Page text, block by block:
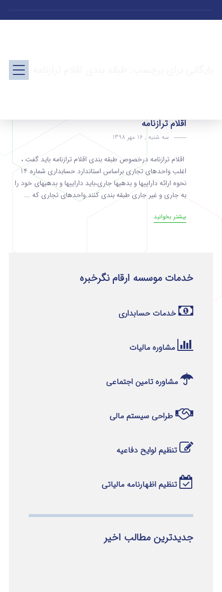
اقلام ترازنامه
سه شنبه , 16 مهر 1398
اقلام ترازنامه درخصوص طبقه بندی اقلام ترازنامه باید گفت ،
اغلب واحدهای تجاری براساس استاندارد حسابداری شماره 14
نحوه ارائه داراییها و بدهیها جاری،باید داراییها و بدهیهای خود را
به جاری و غیر جاری طبقه بندی کنند.واحدهای تجاری که ...
بیشتر بخوانید
خدمات موسسه ارقام نگرخبره
خدمات حسابداری
مشاوره مالیات
مشاوره تامین اجتماعی
طراحی سیستم مالی
تنظیم لوایح دفاعیه
تنظیم اظهارنامه مالیاتی
جدیدترین مطالب اخیر